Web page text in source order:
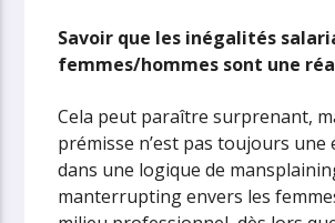
Savoir que les inégalités
femmes/hommes sont une
Cela peut paraître surprenant,
prémisse n’est pas toujours une
dans une logique de
manterrupting envers les